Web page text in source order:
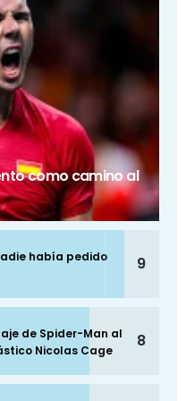
como camino al
había pedido
9
de Spider-Man al
Nicolas Cage
8